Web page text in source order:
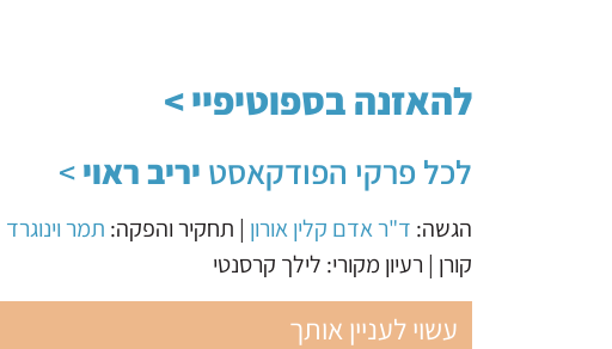
להאזנה בספוטיפיי >
לכל פרקי הפודקאסט יריב ראוי>
הגשה: ד"ר אדם קלין אורון | תחקיר והפקה: תמר וינוגרד
קורן | רעיון מקורי: לילך קרסנטי
עשוי לעניין אותך